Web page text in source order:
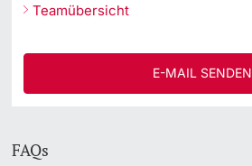
Teamübersicht
E-MAIL SENDEN
FAQs